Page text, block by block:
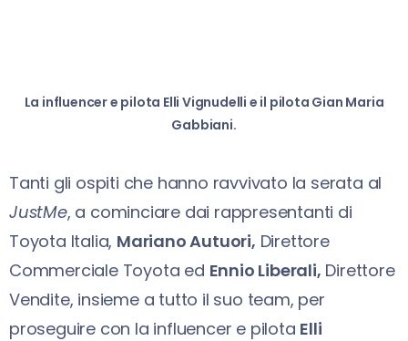
La influencer e pilota Elli Vignudelli e il pilota Gian Maria
Gabbiani.
Tanti gli ospiti che hanno ravvivato la serata al
JustMe, a cominciare dai rappresentanti di
Toyota Italia, Mariano Autuori, Direttore
Commerciale Toyota ed Ennio Liberali, Direttore
Vendite, insieme a tutto il suo team, per
proseguire con la influencer e pilota Elli